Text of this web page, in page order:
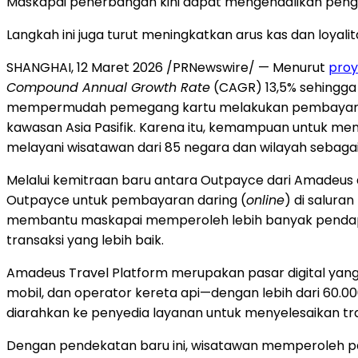
Langkah ini juga turut meningkatkan arus kas dan
SHANGHAI, 12 Maret 2026 /PRNewswire/ — Menurut
Compound Annual Growth Rate (CAGR) 13,5%
mempermudah pemegang kartu melakukan
kawasan Asia Pasifik. Karena itu, kemampuan untuk
melayani wisatawan dari 85 negara dan wilayah
Melalui kemitraan baru antara Outpayce dari
Outpayce untuk pembayaran daring (online) di
membantu maskapai memperoleh lebih banyak
transaksi yang lebih baik.
Amadeus Travel Platform merupakan pasar digital
mobil, dan operator kereta api—dengan lebih dari
diarahkan ke penyedia layanan untuk menyelesaikan
Dengan pendekatan baru ini, wisatawan memperoleh